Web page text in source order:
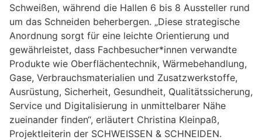
Schweißen, während die Hallen 6 bis 8 Aussteller rund
um das Schneiden beherbergen. „Diese strategische
Anordnung sorgt für eine leichte Orientierung und
gewährleistet, dass Fachbesucher*innen verwandte
Produkte wie Oberflächentechnik, Wärmebehandlung,
Gase, Verbrauchsmaterialien und Zusatzwerkstoffe,
Ausrüstung, Sicherheit, Gesundheit, Qualitätssicherung,
Service und Digitalisierung in unmittelbarer Nähe
zueinander finden“, erläutert Christina Kleinpaß,
Projektleiterin der SCHWEISSEN & SCHNEIDEN.